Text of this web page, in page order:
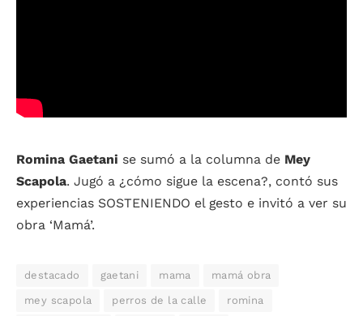
Romina Gaetani se sumó a la columna de Mey
Scapola. Jugó a ¿cómo sigue la escena?, contó sus
experiencias SOSTENIENDO el gesto e invitó a ver su
obra ‘Mamá’.
destacado gaetani mama mamá obra
mey scapola perros de la calle romina